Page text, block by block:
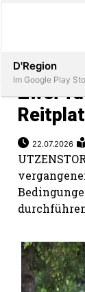
Immobilien
Stellen
E-
Paper
Zwei
22.07.2026
D'Region
Im Google Play